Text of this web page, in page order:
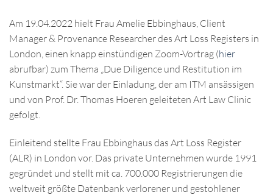
Am 19.04.2022 hielt Frau Amelie Ebbinghaus, Client
Manager & Provenance Researcher des Art Loss Registers in
London, einen knapp einstündigen Zoom-Vortrag (hier
abrufbar) zum Thema „Due Diligence und Restitution im
Kunstmarkt“. Sie war der Einladung, der am ITM ansässigen
und von Prof. Dr. Thomas Hoeren geleiteten Art Law Clinic
gefolgt.
Einleitend stellte Frau Ebbinghaus das Art Loss Register
(ALR) in London vor. Das private Unternehmen wurde 1991
gegründet und stellt mit ca. 700.000 Registrierungen die
weltweit größte Datenbank verlorener und gestohlener